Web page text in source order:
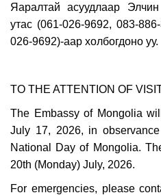
Яаралтай асуудлаар
утас (061-026-9692, 083-
026-9692)-аар холбогдоно уу.
TO THE ATTENTION OF
The Embassy of Mongolia
July 17, 2026, in
National Day of Mongolia.
20th (Monday) July, 2026.
For emergencies, please